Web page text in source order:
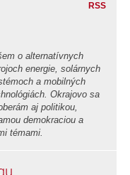
RSS
o alternatívnych
energie, solárnych
a mobilných
Okrajovo sa
aj politikou,
demokraciou a
témami.